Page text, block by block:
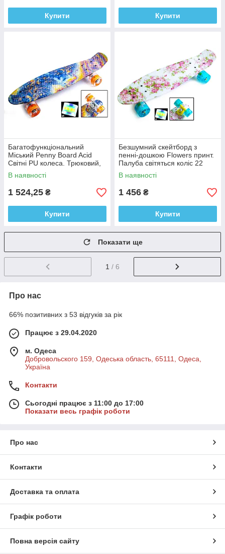
Купити Купити
Багатофункціональний
Міський Penny Board Acid
Світні PU колеса. Трюковий,
бесшумный, стильный и
лёгкий
В наявності
1 524,25 ₴
Купити
Безшумний скейтборд з
пенні-дошкою Flowers принт.
Палуба світяться коліс 22
дюйми
В наявності
1 456 ₴
Купити
Показати ще
1 / 6
Про нас
66% позитивних з 53 відгуків за рік
Працює з 29.04.2020
м. Одеса
Добровольского 159, Одеська область, 65111, Одеса,
Україна
Контакти
Сьогодні працює з 11:00 до 17:00
Показати весь графік роботи
Про нас
Контакти
Доставка та оплата
Графік роботи
Повна версія сайту